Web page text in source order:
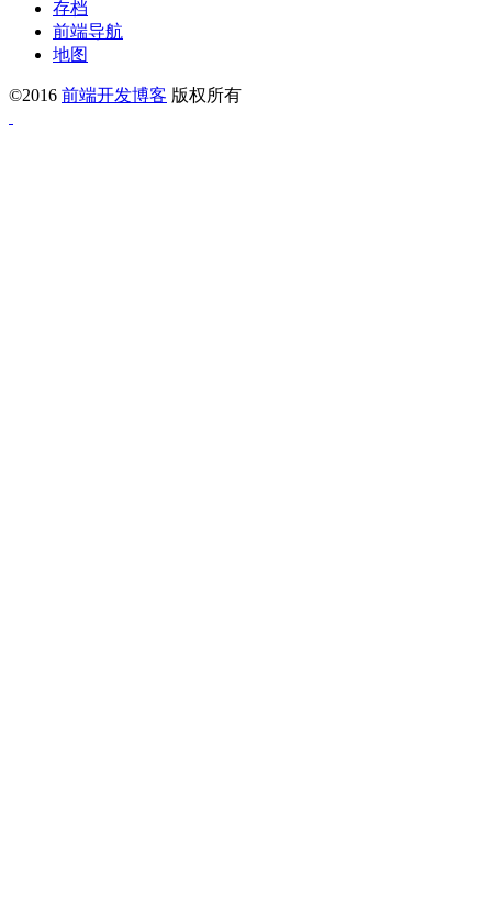
存档
前端导航
地图
©2016 前端开发博客 版权所有